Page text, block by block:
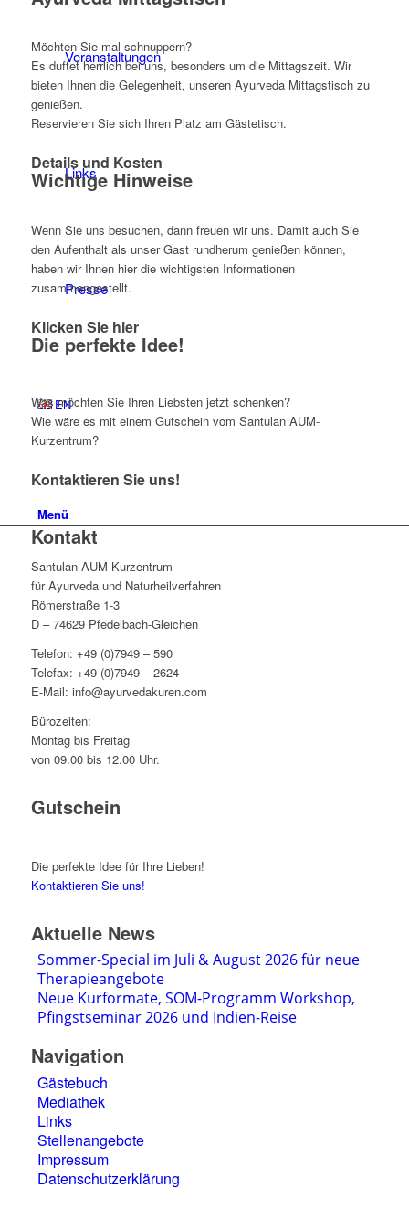
Veranstaltungen
Links
Presse
EN
Menü
Möchten Sie mal schnuppern?
Es duftet herrlich bei uns, besonders um die Mittagszeit. Wir
bieten Ihnen die Gelegenheit, unseren Ayurveda Mittagstisch zu
genießen.
Reservieren Sie sich Ihren Platz am Gästetisch.
Details und Kosten
Wichtige Hinweise
Wenn Sie uns besuchen, dann freuen wir uns. Damit auch Sie
den Aufenthalt als unser Gast rundherum genießen können,
haben wir Ihnen hier die wichtigsten Informationen
zusammengestellt.
Klicken Sie hier
Die perfekte Idee!
Was möchten Sie Ihren Liebsten jetzt schenken?
Wie wäre es mit einem Gutschein vom Santulan AUM-
Kurzentrum?
Kontaktieren Sie uns!
Kontakt
Santulan AUM-Kurzentrum
für Ayurveda und Naturheilverfahren
Römerstraße 1-3
D – 74629 Pfedelbach-Gleichen
Telefon: +49 (0)7949 – 590
Telefax: +49 (0)7949 – 2624
E-Mail: info@ayurvedakuren.com
Bürozeiten:
Montag bis Freitag
von 09.00 bis 12.00 Uhr.
Gutschein
Die perfekte Idee für Ihre Lieben!
Kontaktieren Sie uns!
Aktuelle News
Sommer-Special im Juli & August 2026 für neue
Therapieangebote
Neue Kurformate, SOM-Programm Workshop,
Pfingstseminar 2026 und Indien-Reise
Navigation
Gästebuch
Mediathek
Links
Stellenangebote
Impressum
Datenschutzerklärung